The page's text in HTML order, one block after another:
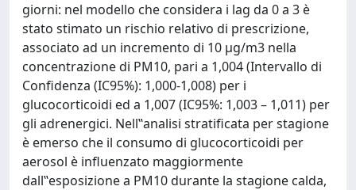
giorni: nel modello che considera i lag da 0 a 3 è
stato stimato un rischio relativo di prescrizione,
associato ad un incremento di 10 μg/m3 nella
concentrazione di PM10, pari a 1,004 (Intervallo di
Confidenza (IC95%): 1,000-1,008) per i
glucocorticoidi ed a 1,007 (IC95%: 1,003 – 1,011) per
gli adrenergici. Nell‟analisi stratificata per stagione
è emerso che il consumo di glucocorticoidi per
aerosol è influenzato maggiormente
dall‟esposizione a PM10 durante la stagione calda,